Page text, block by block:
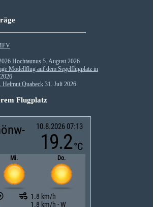
Hochtaunus 5. August 2026
Modellflug auf dem Segelflugplatz in
Helmut Quabeck 31. Juli 2026
Flugplatz